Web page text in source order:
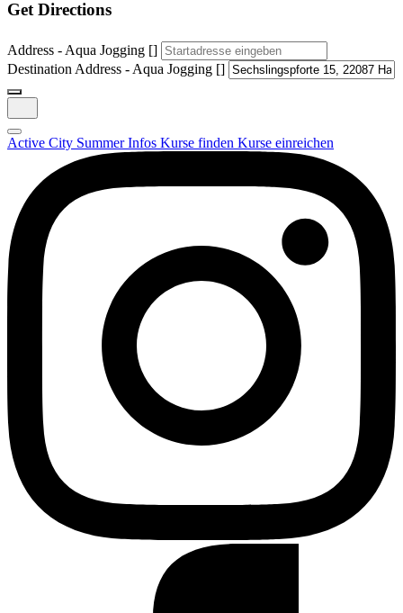
Get Directions
Address - Aqua Jogging []
Destination Address - Aqua Jogging []
Active City SummerInfos Kurse finden Kurse einreichen